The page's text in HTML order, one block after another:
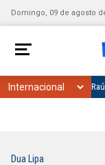
Domingo, 09 de agosto
Dua Lipa